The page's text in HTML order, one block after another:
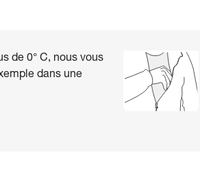
de 0° C, nous vous
dans une